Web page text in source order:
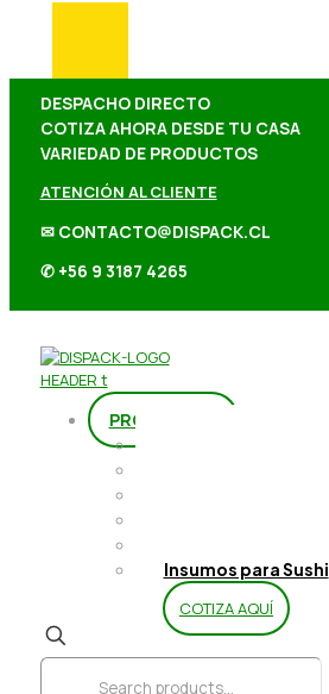
DESPACHO DIRECTO
COTIZA AHORA DESDE TU CASA
VARIEDAD DE PRODUCTOS
ATENCIÓN AL CLIENTE
✉ CONTACTO@DISPACK.CL
✆ +56 9 3187 4265
PRODUCTOS
Insumos para Sushi
COTIZA AQUÍ